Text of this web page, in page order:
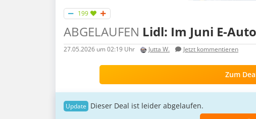
199
ABGELAUFEN Lidl: Im Juni E-
27.05.2026 um 02:19 Uhr Jutta W. Jetzt kommentieren
Zum
Dieser Deal ist leider abgelaufen.